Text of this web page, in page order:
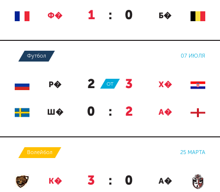
Ф� 1 : 0 Б�
Футбол 07 ИЮЛЯ
Р� 2 : 3 Х�
ОТ
Ш� 0 : 2 А�
Волейбол 25 МАРТА
К� 3 : 0 А�